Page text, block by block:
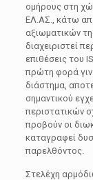
ομήρους στη
ΕΛ.ΑΣ., κάτω
αξιωματικών
διαχειριστεί
επιθέσεις του
πρώτη φορά
διάστημα,
σημαντικού
περιστατικών
προβούν οι
καταγραφεί
παρελθόντος.
Στελέχη